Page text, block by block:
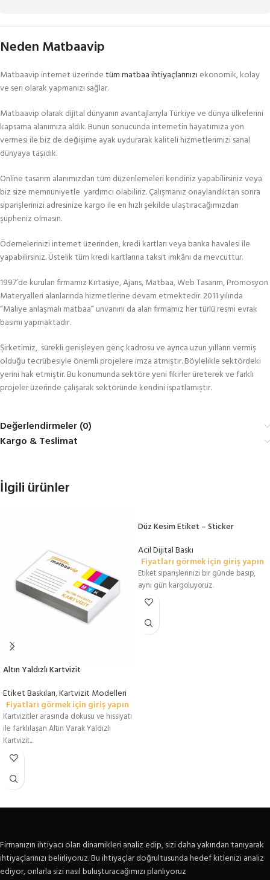
Neden Matbaavip
Matbaavip internet üzerindetüm matbaa ihtiyaçlarınızı ekonomik, kolay
ve seri olarak yapmanızı sağlar.
Matbaavip olarak dijital dünyanın avantajlarıyla Türkiye ve dünya ülkelerini
kapsama alanımıza aldık. Bunun sonucunda internetin hayatımıza yön
vermesi ile biz de değişime ayak uydurarak kaliteli hizmetlerimizi sanal
dünyaya taşıdık.
Online tasarım alanımızdan tüm düzenlemeleri kendiniz yapabilirsiniz veya
biz size memnuniyetle yardımcı olabiliriz. Çalışmanız onaylandıktan sonra
siparişlerinizi adresinize kargo ile en hızlı şekilde ulaştıracağımızdan
şüpheniz olmasın.
Ödemelerinizi internet üzerinden, kredi kartları veya banka havalesi ile
yapabilirsiniz. Üstelik tüm kredi kartlarına taksit imkânı da mevcuttur.
1997’de kurulan firmamız Kırtasiye, Ajans, Matbaa, Web Tasarım, Promosyon
Materyalleri alanlarında hizmetlerine devam etmektedir. 2011 yılında
“Maliye anlaşmalı matbaa” unvanını da alan firmamız her türlü resmi evrak
basımı yapmaktadır.
Şirketimiz, sürekli genişleyen genç kadrosu ve ayrıca uzun yılların vermiş
olduğu tecrübesiyle önemli projelere imza atmıştır. Böylelikle sektördeki
yerini hak etmiştir. Bu konumunda sektöre yeni fikirler üreterek ve farklı
projeler üzerinde çalışarak sektöründe kendini ispatlamıştır.
Değerlendirmeler (0)
Kargo & Teslimat
İlgili ürünler
Altın Yaldızlı Kartvizit
Etiket Baskıları,Kartvizit Modelleri
Fiyatları görmek için giriş yapın
Kartvizitler arasında dokusu ve hissiyatı
ile farklılaşan Altın Varak Yaldızlı
Kartvizit...
Düz Kesim Etiket – Sticker
Acil Dijital Baskı
Fiyatları görmek için giriş yapın
Etiket siparişlerinizi bir günde basıp,
aynı gün kargoluyoruz.
Firmanızın ihtiyacı olan dinamikleri analiz edip, sizi daha yakından tanıyarak
ihtiyaçlarınızı belirliyoruz. Bu ihtiyaçlar doğrultusunda hedef kitlenizi analiz
ediyor, onlarla sizi nasıl buluşturacağımızı planlıyoruz